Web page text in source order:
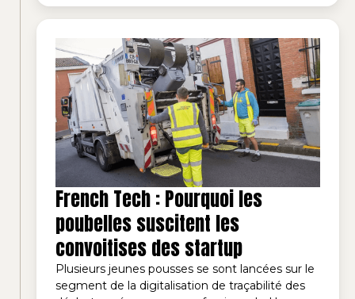
French Tech : Pourquoi les
poubelles suscitent les
convoitises des startup
Plusieurs jeunes pousses se sont lancées sur le
segment de la digitalisation de traçabilité des